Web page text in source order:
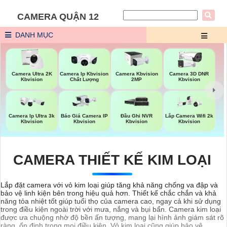
CAMERA QUẬN 12
DANH MỤC
Camera Ultra 2K
Kbvision
Camera Ip Kbvision
Chất Lượng
Camera Kbvision
2MP
Camera 3D DNR
Kbvision
Camera Ip Ultra 3k
Kbvision
Báo Giá Camera IP
Kbvision
Đầu Ghi NVR
Kbvision
Lắp Camera Wifi 2k
Kbvision
CAMERA THIẾT KẾ KIM LOẠI
Lắp đặt camera với vỏ kim loại giúp tăng khả năng chống va đập và
bảo vệ linh kiện bên trong hiệu quả hơn. Thiết kế chắc chắn và khả
năng tỏa nhiệt tốt giúp tuổi thọ của camera cao, ngay cả khi sử dụng
trong điều kiện ngoài trời với mưa, nắng và bụi bẩn. Camera kim loại
được ưa chuộng nhờ độ bền ấn tượng, mang lại hình ảnh giám sát rõ